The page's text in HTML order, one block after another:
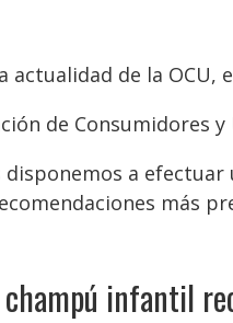
actualidad de la OCU,
de Consumidores
disponemos a
más
infantil